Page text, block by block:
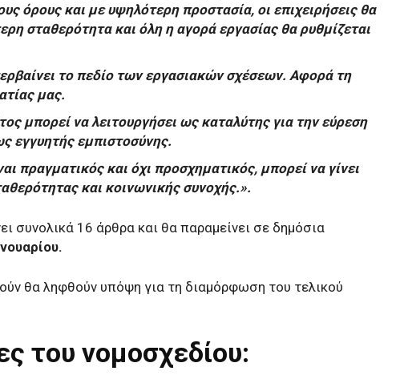
όρους και με υψηλότερη προστασία, οι επιχειρήσεις θα
σταθερότητα και όλη η αγορά εργασίας θα ρυθμίζεται
το πεδίο των εργασιακών σχέσεων. Αφορά τη
μας.
μπορεί να λειτουργήσει ως καταλύτης για την εύρεση
εγγυητής εμπιστοσύνης.
πραγματικός και όχι προσχηματικός, μπορεί να γίνει
και κοινωνικής συνοχής.».
συνολικά 16 άρθρα και θα παραμείνει σε δημόσια
θα ληφθούν υπόψη για τη διαμόρφωση του τελικού
του νομοσχεδίου: